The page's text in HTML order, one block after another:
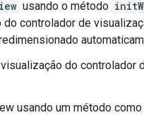
usando o método
controlador de
do controlador
usando um método como